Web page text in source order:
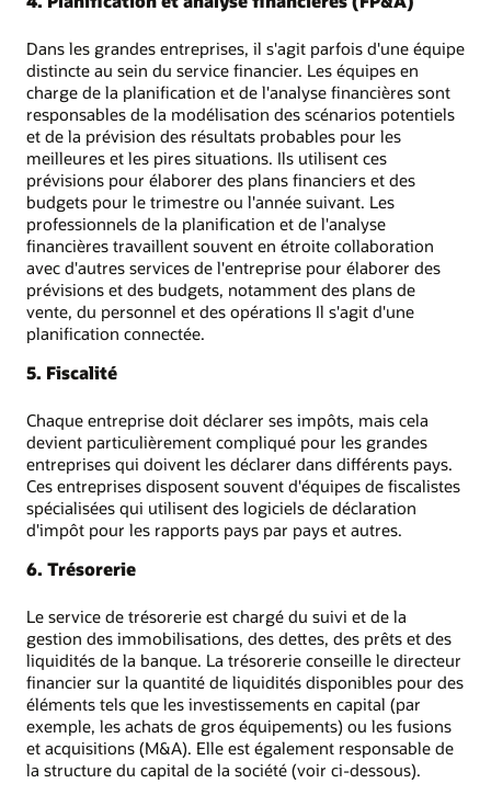
Dans les grandes entreprises, il s'agit parfois d'une équipe
distincte au sein du service financier. Les équipes en
charge de la planification et de l'analyse financières sont
responsables de la modélisation des scénarios potentiels
et de la prévision des résultats probables pour les
meilleures et les pires situations. Ils utilisent ces
prévisions pour élaborer des plans financiers et des
budgets pour le trimestre ou l'année suivant. Les
professionnels de la planification et de l'analyse
financières travaillent souvent en étroite collaboration
avec d'autres services de l'entreprise pour élaborer des
prévisions et des budgets, notamment des plans de
vente, du personnel et des opérations Il s'agit d'une
planification connectée.
5. Fiscalité
Chaque entreprise doit déclarer ses impôts, mais cela
devient particulièrement compliqué pour les grandes
entreprises qui doivent les déclarer dans différents pays.
Ces entreprises disposent souvent d'équipes de fiscalistes
spécialisées qui utilisent des logiciels de déclaration
d'impôt pour les rapports pays par pays et autres.
6. Trésorerie
Le service de trésorerie est chargé du suivi et de la
gestion des immobilisations, des dettes, des prêts et des
liquidités de la banque. La trésorerie conseille le directeur
financier sur la quantité de liquidités disponibles pour des
éléments tels que les investissements en capital (par
exemple, les achats de gros équipements) ou les fusions
et acquisitions (M&A). Elle est également responsable de
la structure du capital de la société (voir ci-dessous).